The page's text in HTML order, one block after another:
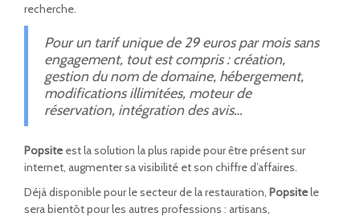
recherche.
Pour un tarif unique de 29 euros par mois sans
engagement, tout est compris : création,
gestion du nom de domaine, hébergement,
modifications illimitées, moteur de
réservation, intégration des avis…
Popsite est la solution la plus rapide pour être présent sur
internet, augmenter sa visibilité et son chiffre d’affaires.
Déjà disponible pour le secteur de la restauration, Popsitele
sera bientôt pour les autres professions : artisans,